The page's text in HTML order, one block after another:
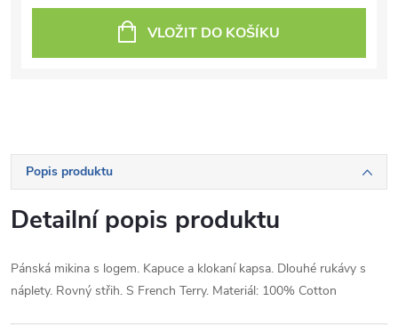
VLOŽIT DO KOŠÍKU
Popis produktu
Detailní popis produktu
Pánská mikina s logem. Kapuce a klokaní kapsa. Dlouhé rukávy s
náplety. Rovný střih. S French Terry. Materiál: 100% Cotton